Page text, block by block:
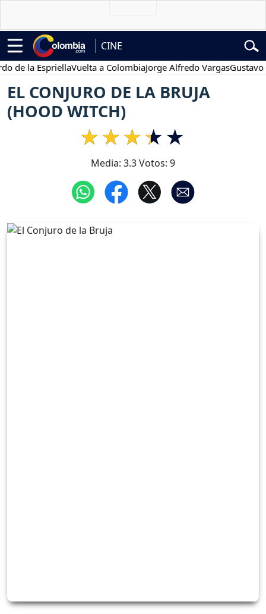
CINE
la EspriellaVuelta a ColombiaJorge Alfredo VargasGustavo
EL CONJURO DE LA BRUJA
(HOOD WITCH)
Media: 3.3Votos: 9